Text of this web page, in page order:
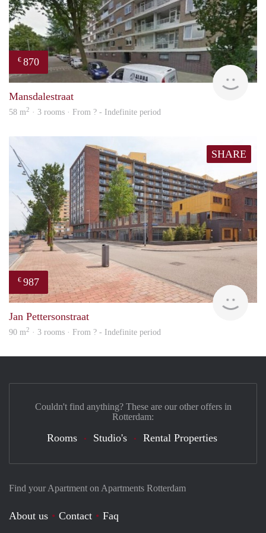
€ 870
Mansdalestraat
58 m2 · 3 rooms · From ? - Indefinite period
SHARE
€ 987
Jan Pettersonstraat
90 m2 · 3 rooms · From ? - Indefinite period
Find your Apartment on Apartments Rotterdam
About us Contact Faq
Couldn't find anything? These are our other offers in
Rotterdam:
Rooms Studio's Rental Properties